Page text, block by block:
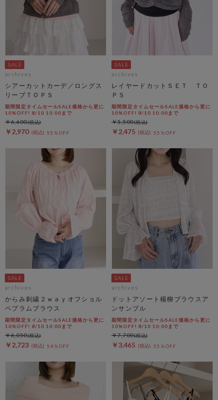
archives
シアーカットカーデ／ロングス
リーブＴＯＰＳ
期間限定タイムセールSALE価格から更に
10%OFF! 8/10 10:00まで
￥2,970 55％OFF
￥6,600
archives
レイヤードカットＳＥＴ ＴＯ
ＰＳ
期間限定タイムセールSALE価格から更に
10%OFF! 8/10 10:00まで
￥2,475 55％OFF
￥5,500
archives
からみ刺繍２ｗａｙオフショル
ペプラムブラウス
期間限定タイムセールSALE価格から更に
10%OFF! 8/10 10:00まで
￥2,723 54％OFF
￥6,050
archives
ドットアソート楊柳ブラウスア
ンサンブル
期間限定タイムセールSALE価格から更に
10%OFF! 8/10 10:00まで
￥3,465 55％OFF
￥7,700